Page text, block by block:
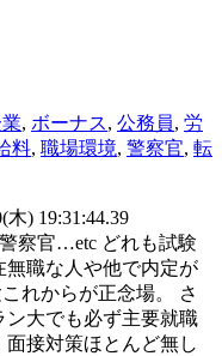
, ボーナス, 公務員, 労
料, 職場環境, 警察官, 転
) 19:31:44.39
察官…etc どれも試験
無職な人や他で内定が
れからが正念場。 さ
ン大でも必ず主要就職
接対策ほとんど無し